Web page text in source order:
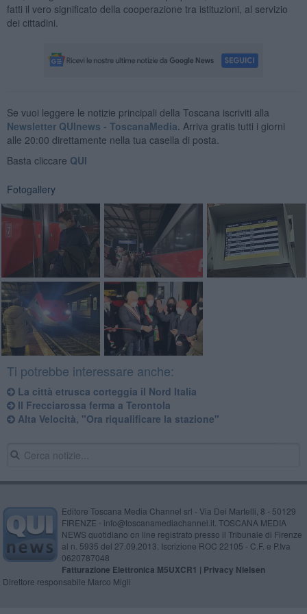
fatti il vero significato della cooperazione tra istituzioni, al servizio
dei cittadini.
Se vuoi leggere le notizie principali della Toscana iscriviti alla
Newsletter QUInews - ToscanaMedia. Arriva gratis tutti i giorni
alle 20:00 direttamente nella tua casella di posta.
Basta cliccare QUI
Fotogallery
Ti potrebbe interessare anche:
La città etrusca corteggia il Nord Italia
Il Frecciarossa ferma a Terontola
Alta Velocità, "Ora riqualificare la stazione"
Editore Toscana Media Channel srl - Via Dei Martelli, 8 - 50129
FIRENZE - info@toscanamediachannel.it. TOSCANA MEDIA
NEWS quotidiano on line registrato presso il Tribunale di Firenze
al n. 5935 del 27.09.2013. Iscrizione ROC 22105 - C.F. e P.Iva
0620787048
Fatturazione Elettronica M5UXCR1 | Privacy Nielsen
Direttore responsabile Marco Migli